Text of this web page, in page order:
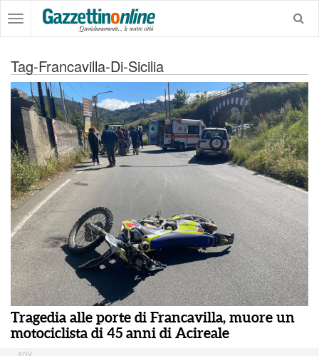
Tag-Francavilla-Di-Sicilia
Tragedia alle porte di Francavilla, muore un
motociclista di 45 anni di Acireale